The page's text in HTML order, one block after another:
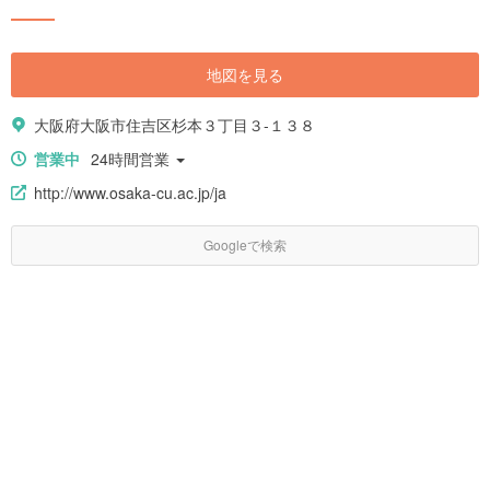
地図を見る
大阪府大阪市住吉区杉本３丁目３-１３８
営業中 24時間営業
http://www.osaka-cu.ac.jp/ja
Googleで検索